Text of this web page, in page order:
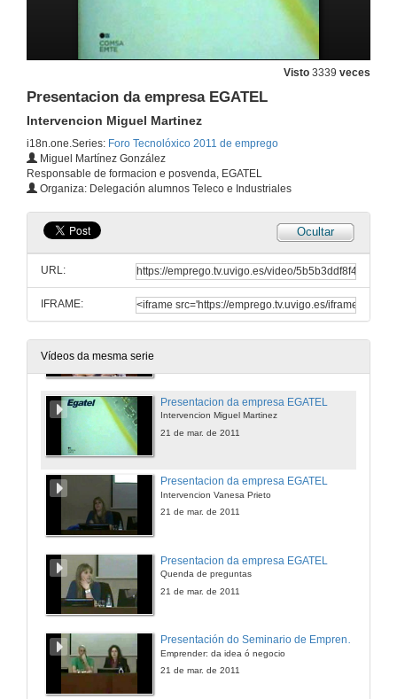
Visto 3339 veces
Presentacion da empresa EGATEL
Intervencion Miguel Martinez
i18n.one.Series: Foro Tecnolóxico 2011 de emprego
Miguel Martínez González
Responsable de formacion e posvenda, EGATEL
Organiza: Delegación alumnos Teleco e Industriales
Ocultar
URL:
IFRAME:
Vídeos da mesma serie
Quenda de preguntas
21 de mar. de 2011
OPTARE Solutions
21 de mar. de 2011
21 de mar. de 2011
R xa é historia
Presentacion da empresa EGATEL
Intervencion Miguel Martinez
21 de mar. de 2011
Presentacion da empresa EGATEL
Intervencion Vanesa Prieto
21 de mar. de 2011
Presentacion da empresa EGATEL
Quenda de preguntas
21 de mar. de 2011
Presentación do Seminario de Emprendemento
Emprender: da idea ó negocio
21 de mar. de 2011